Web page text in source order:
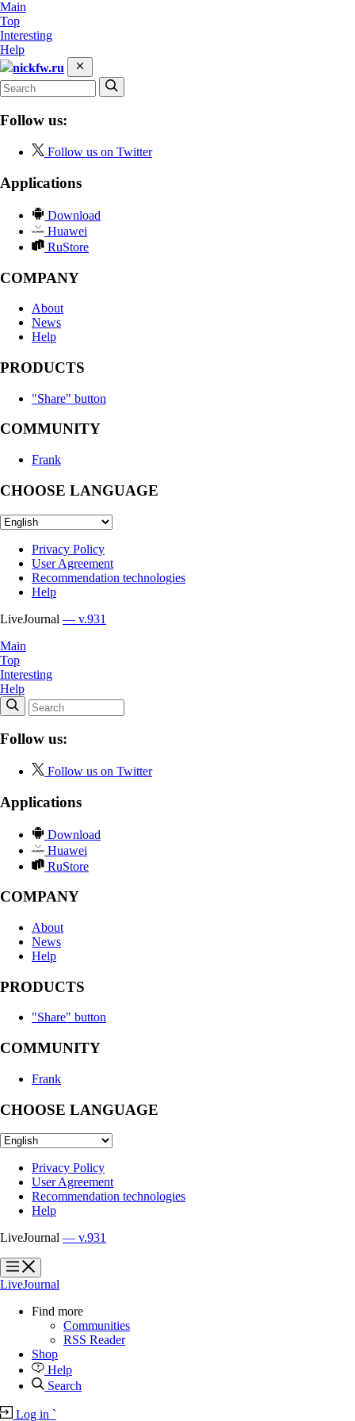
Main
Top
Interesting
Help
nickfw.ru
Follow us:
Follow us on Twitter
Applications
Download
Huawei
RuStore
COMPANY
About
News
Help
PRODUCTS
"Share" button
COMMUNITY
Frank
CHOOSE LANGUAGE
Privacy Policy
User Agreement
Recommendation technologies
Help
LiveJournal — v.931
Main
Top
Interesting
Help
Follow us:
Follow us on Twitter
Applications
Download
Huawei
RuStore
COMPANY
About
News
Help
PRODUCTS
"Share" button
COMMUNITY
Frank
CHOOSE LANGUAGE
Privacy Policy
User Agreement
Recommendation technologies
Help
LiveJournal — v.931
?
?
LiveJournal
Find more
Communities
RSS Reader
Shop
Help
Search
Log in `